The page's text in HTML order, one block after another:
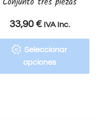
33,90 € IVA Inc.
Seleccionar
opciones